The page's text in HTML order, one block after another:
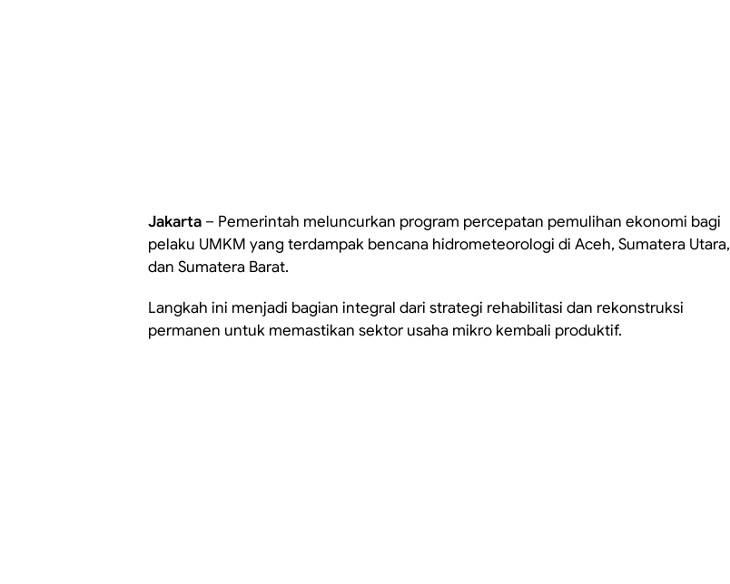
Jakarta – Pemerintah meluncurkan program percepatan pemulihan ekonomi bagi
pelaku UMKM yang terdampak bencana hidrometeorologi di Aceh, Sumatera Utara,
dan Sumatera Barat.
Langkah ini menjadi bagian integral dari strategi rehabilitasi dan rekonstruksi
permanen untuk memastikan sektor usaha mikro kembali produktif.